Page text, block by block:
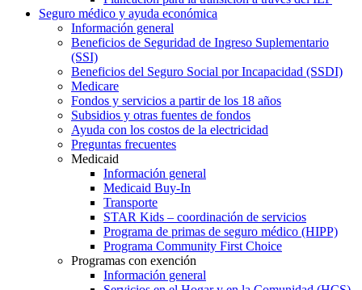
Seguro médico y ayuda económica
Información general
Beneficios de Seguridad de Ingreso Suplementario
(SSI)
Beneficios del Seguro Social por Incapacidad (SSDI)
Medicare
Fondos y servicios a partir de los 18 años
Subsidios y otras fuentes de fondos
Ayuda con los costos de la electricidad
Preguntas frecuentes
Medicaid
Información general
Medicaid Buy-In
Transporte
STAR Kids – coordinación de servicios
Programa de primas de seguro médico (HIPP)
Programa Community First Choice
Programas con exención
Información general